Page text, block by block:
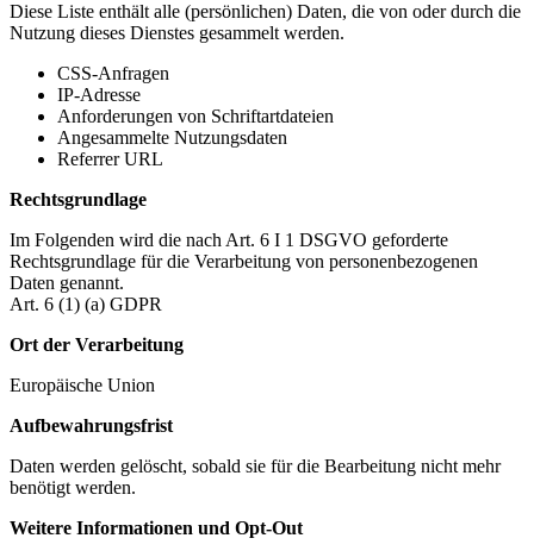
Diese Liste enthält alle (persönlichen) Daten, die von oder durch die
Nutzung dieses Dienstes gesammelt werden.
CSS-Anfragen
IP-Adresse
Anforderungen von Schriftartdateien
Angesammelte Nutzungsdaten
Referrer URL
Rechtsgrundlage
Im Folgenden wird die nach Art. 6 I 1 DSGVO geforderte
Rechtsgrundlage für die Verarbeitung von personenbezogenen
Daten genannt.
Art. 6 (1) (a) GDPR
Ort der Verarbeitung
Europäische Union
Aufbewahrungsfrist
Daten werden gelöscht, sobald sie für die Bearbeitung nicht mehr
benötigt werden.
Weitere Informationen und Opt-Out